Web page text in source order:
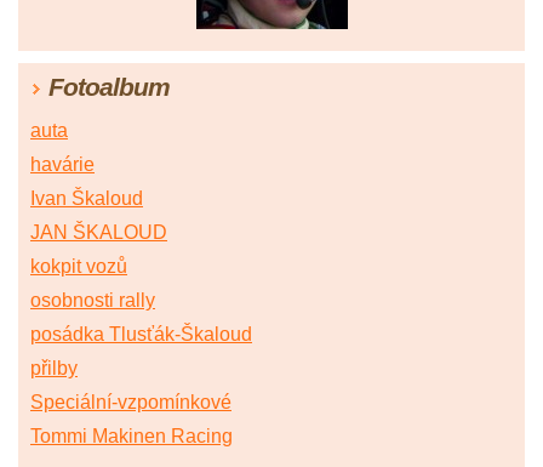
Fotoalbum
auta
havárie
Ivan Škaloud
JAN ŠKALOUD
kokpit vozů
osobnosti rally
posádka Tlusťák-Škaloud
přilby
Speciální-vzpomínkové
Tommi Makinen Racing